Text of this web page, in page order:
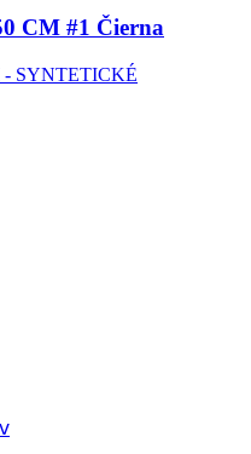
CM #1 Čierna
SYNTETICKÉ